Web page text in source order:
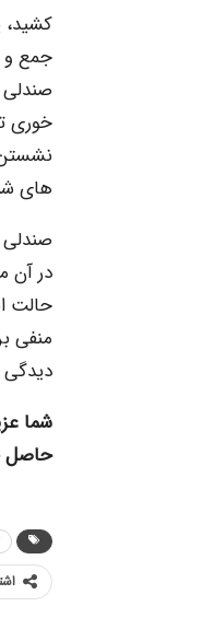
کشید،
جمع و
صندلی
خوری
نشستن
های
صندلی
در آن
حالت
منفی
دیدگی
شما
حاصل